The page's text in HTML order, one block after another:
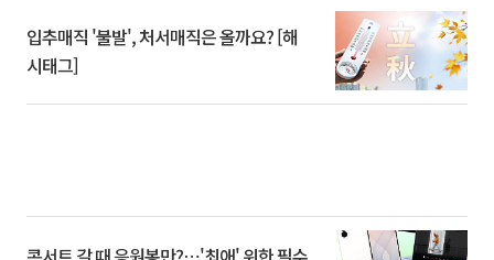
입추매직 '불발', 처서매직은 올까요? [해
시태그]